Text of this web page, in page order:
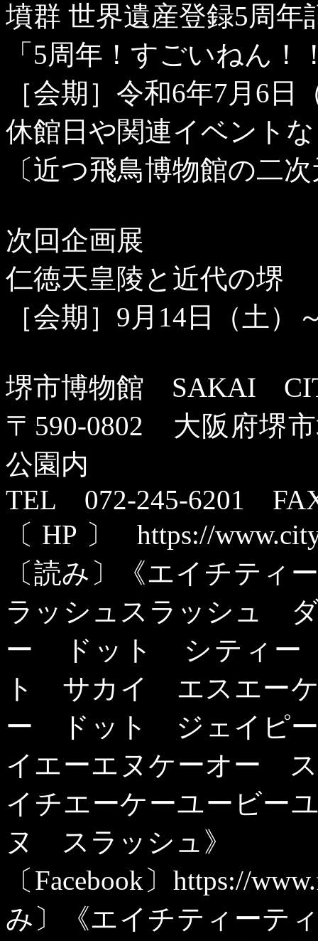
墳群 世界遺産登録5周年
「 5周年！すごいねん！
［会期］令和6年7月 6 日
休館日や関連イベント
〔近つ飛鳥博物館の二
次回企画展
仁徳天皇陵と近代の堺
［会期］ 9 月 14 日（土）
堺市博物館 SAKAI
〒 590-0802 大阪府堺
公園内
TEL
072-245-6201
〔 HP 〕
https://
〔読み〕《エイチテ
ラッシュスラッシュ
ー ドット シティー
ト サカイ エスエー
ー ドット ジェイピ
イエーエヌケーオー
イチエーケーユービー
ヌ スラッシュ》
〔 Facebook 〕 https://
み〕《エイチティー